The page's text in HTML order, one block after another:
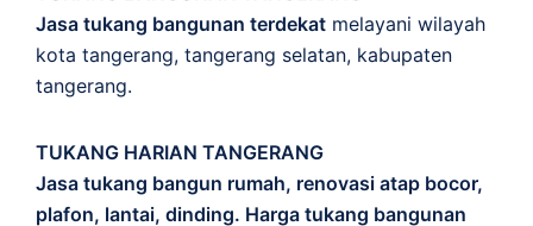
Jasa tukang bangunan terdekat melayani wilayah
kota tangerang, tangerang selatan, kabupaten
tangerang.
TUKANG HARIAN TANGERANG
Jasa tukang bangun rumah, renovasi atap bocor,
plafon, lantai, dinding. Harga tukang bangunan